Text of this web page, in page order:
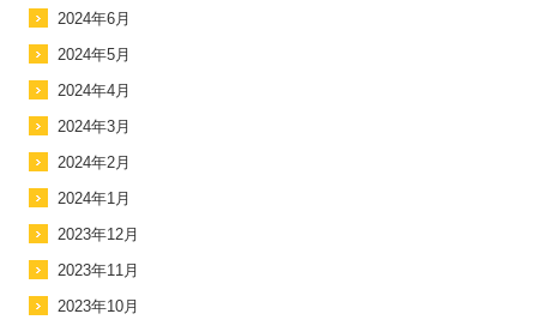
2024年6月
2024年5月
2024年4月
2024年3月
2024年2月
2024年1月
2023年12月
2023年11月
2023年10月